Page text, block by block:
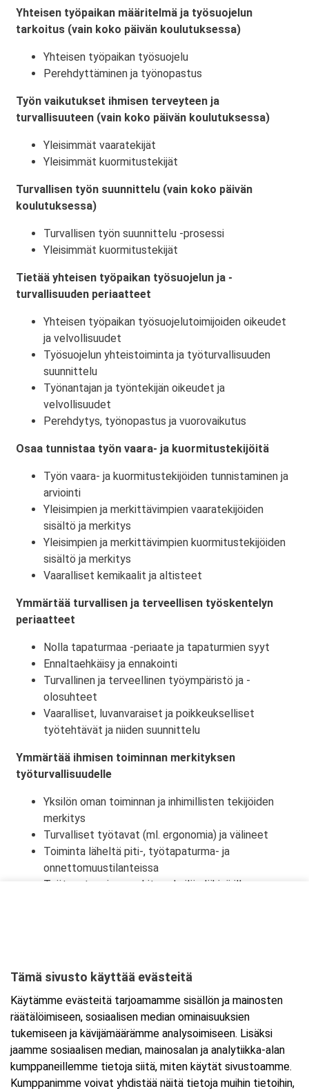
Yhteisen työpaikan määritelmä ja työsuojelun
tarkoitus (vain koko päivän koulutuksessa)
Yhteisen työpaikan työsuojelu
Perehdyttäminen ja työnopastus
Työn vaikutukset ihmisen terveyteen ja
turvallisuuteen (vain koko päivän koulutuksessa)
Yleisimmät vaaratekijät
Yleisimmät kuormitustekijät
Turvallisen työn suunnittelu (vain koko päivän
koulutuksessa)
Turvallisen työn suunnittelu -prosessi
Yleisimmät kuormitustekijät
Tietää yhteisen työpaikan työsuojelun ja -
turvallisuuden periaatteet
Yhteisen työpaikan työsuojelutoimijoiden oikeudet
ja velvollisuudet
Työsuojelun yhteistoiminta ja työturvallisuuden
suunnittelu
Työnantajan ja työntekijän oikeudet ja
velvollisuudet
Perehdytys, työnopastus ja vuorovaikutus
Osaa tunnistaa työn vaara- ja kuormitustekijöitä
Työn vaara- ja kuormitustekijöiden tunnistaminen ja
arviointi
Yleisimpien ja merkittävimpien vaaratekijöiden
sisältö ja merkitys
Yleisimpien ja merkittävimpien kuormitustekijöiden
sisältö ja merkitys
Vaaralliset kemikaalit ja altisteet
Ymmärtää turvallisen ja terveellisen työskentelyn
periaatteet
Nolla tapaturmaa -periaate ja tapaturmien syyt
Ennaltaehkäisy ja ennakointi
Turvallinen ja terveellinen työympäristö ja -
olosuhteet
Vaaralliset, luvanvaraiset ja poikkeukselliset
työtehtävät ja niiden suunnittelu
Ymmärtää ihmisen toiminnan merkityksen
työturvallisuudelle
Yksilön oman toiminnan ja inhimillisten tekijöiden
merkitys
Turvalliset työtavat (ml. ergonomia) ja välineet
Toiminta läheltä piti-, työtapaturma- ja
onnettomuustilanteissa
Työtapaturmien merkitys yksilön lähipiirille,
Ajankohta
Alkaa:11.7.2026 08:30
Päättyy:11.7.2026 16:00
Lisää tapahtuma kalenteriisi
Tämä sivusto käyttää evästeitä
Käytämme evästeitä tarjoamamme sisällön ja mainosten
räätälöimiseen, sosiaalisen median ominaisuuksien
tukemiseen ja kävijämäärämme analysoimiseen. Lisäksi
jaamme sosiaalisen median, mainosalan ja analytiikka-alan
kumppaneillemme tietoja siitä, miten käytät sivustoamme.
Kumppanimme voivat yhdistää näitä tietoja muihin tietoihin,